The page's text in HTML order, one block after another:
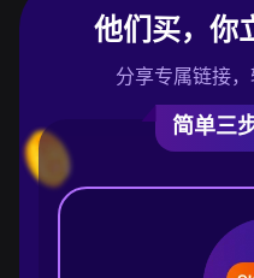
他们买，你
分享专属链接，
简单三